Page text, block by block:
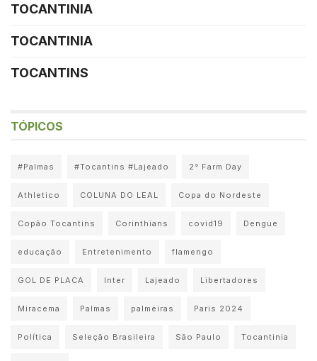
TOCANTINIA
TOCANTINIA
TOCANTINS
TÓPICOS
#Palmas #Tocantins #Lajeado 2° Farm Day
Athletico COLUNA DO LEAL Copa do Nordeste
Copão Tocantins Corinthians covid19 Dengue
educação Entretenimento flamengo
GOL DE PLACA Inter Lajeado Libertadores
Miracema Palmas palmeiras Paris 2024
Política Seleção Brasileira São Paulo Tocantinia